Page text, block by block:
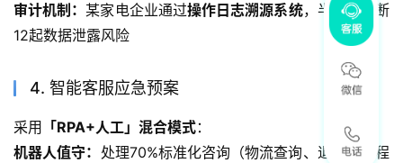
审计机制： 某家电企业通过操作日志溯源系统，半年内阻断
12起数据泄露风险
4. 智能客服应急预案
采用 「RPA+人工」混合模式：
机器人值守： 处理70%标准化咨询（物流查询、退换货流程